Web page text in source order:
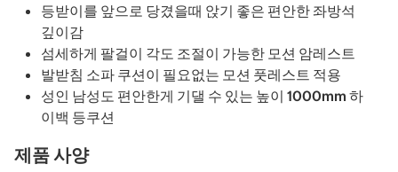
등받이를 앞으로 당겼을때 앉기 좋은 편안한 좌방석
깊이감
섬세하게 팔걸이 각도 조절이 가능한 모션 암레스트
발받침 소파 쿠션이 필요없는 모션 풋레스트 적용
성인 남성도 편안한게 기댈 수 있는 높이 1000mm 하
이백 등쿠션
제품 사양